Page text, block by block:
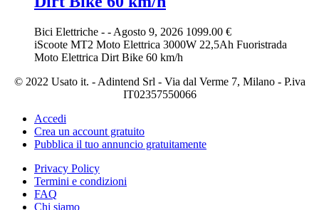
Bici Elettriche - - Agosto 9, 2026 1099.00 €
iScoote MT2 Moto Elettrica 3000W 22,5Ah Fuoristrada
Moto Elettrica Dirt Bike 60 km/h
© 2022 Usato it. - Adintend Srl - Via dal Verme 7, Milano - P.iva
IT02357550066
Accedi
Crea un account gratuito
Pubblica il tuo annuncio gratuitamente
Privacy Policy
Termini e condizioni
FAQ
Chi siamo